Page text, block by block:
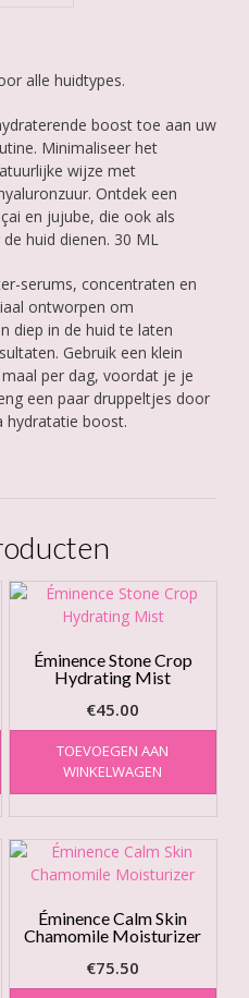
alle huidtypes.
boost toe aan uw
Minimaliseer het
wijze met
Ontdek een
en jujube, die ook als
huid dienen. 30 ML
serums, concentraten en
ontworpen om
diep in de huid te laten
Gebruik een klein
per dag, voordat je je
een paar druppeltjes door
hydratatie boost.
Éminence Stone Crop
Hydrating Mist
€45.00
TOEVOEGEN AAN
WINKELWAGEN
Éminence Calm Skin
Chamomile Moisturizer
€75.50